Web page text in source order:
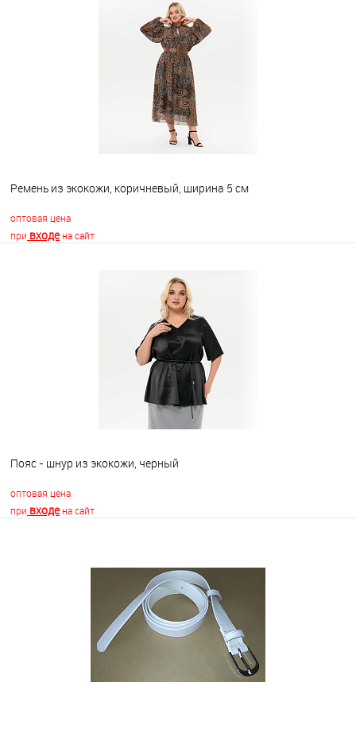
В корзину
Ремень из экокожи, коричневый, ширина 5 см
оптовая цена
при входена сайт
В корзину
Пояс - шнур из экокожи, черный
оптовая цена
при входена сайт
Недоступно